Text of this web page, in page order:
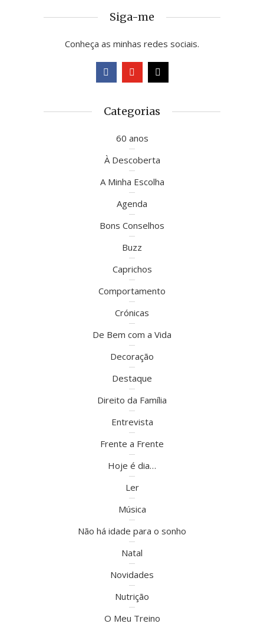
Siga-me
Conheça as minhas redes sociais.
Categorias
60 anos
À Descoberta
A Minha Escolha
Agenda
Bons Conselhos
Buzz
Caprichos
Comportamento
Crónicas
De Bem com a Vida
Decoração
Destaque
Direito da Família
Entrevista
Frente a Frente
Hoje é dia…
Ler
Música
Não há idade para o sonho
Natal
Novidades
Nutrição
O Meu Treino